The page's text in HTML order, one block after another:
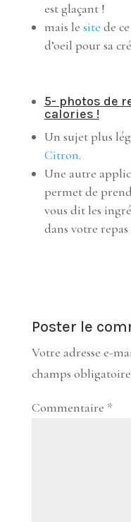
est glaçant !
mais le site de
d’oeil pour sa
5- photos de
calories !
Un sujet plus
Citron.
Une autre
permet de
vous dit les
dans votre repas
Poster le
Votre adresse e-
champs
Commentaire *